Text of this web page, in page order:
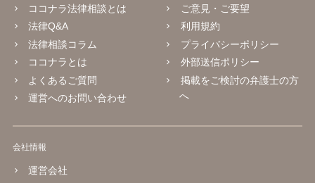
ココナラ法律相談とは
法律Q&A
法律相談コラム
ココナラとは
よくあるご質問
運営へのお問い合わせ
ご意見・ご要望
利用規約
プライバシーポリシー
外部送信ポリシー
掲載をご検討の弁護士の方
へ
会社情報
運営会社